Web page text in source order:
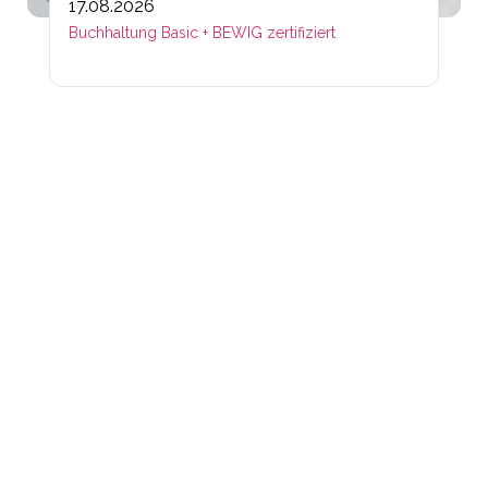
17.08.2026
Buchhaltung Basic + BEWIG zertifiziert